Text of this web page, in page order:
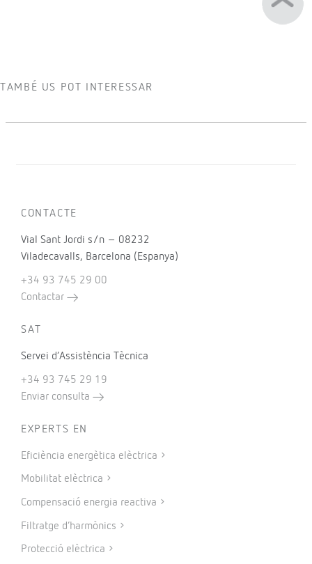
TAMBÉ US POT INTERESSAR
CONTACTE
Vial Sant Jordi s/n – 08232
Viladecavalls, Barcelona (Espanya)
+34 93 745 29 00
Contactar
SAT
Servei d’Assistència Tècnica
+34 93 745 29 19
Enviar consulta
EXPERTS EN
Eficiència energètica elèctrica
Mobilitat elèctrica
Compensació energia reactiva
Filtratge d’harmònics
Protecció elèctrica